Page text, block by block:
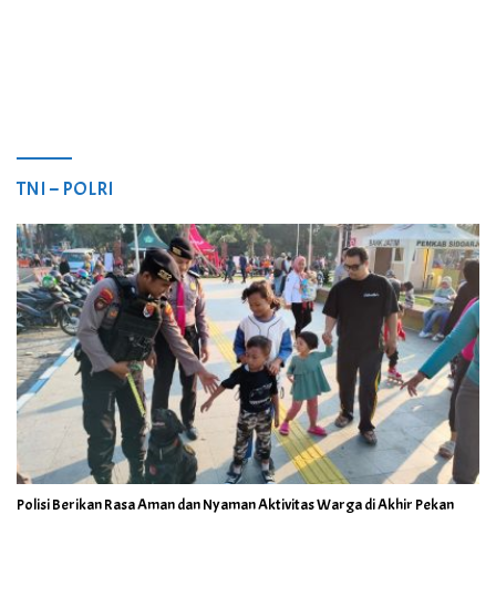
TNI – POLRI
Polisi Berikan Rasa Aman dan Nyaman Aktivitas Warga di Akhir Pekan